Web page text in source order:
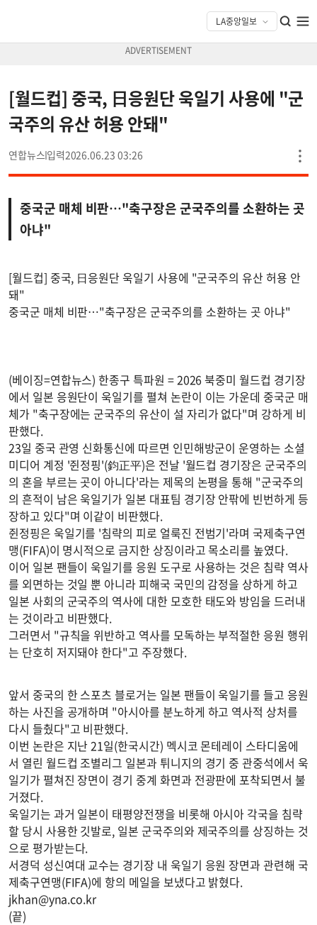
[월드컵] 중국, 日응원단 욱일기 사용에 "군
국주의 유산 허용 안돼"
연합뉴스 2026.06.23 03:26
중국군 매체 비판…"축구장은 군국주의를 소환하는 곳
아냐"
[월드컵] 중국, 日응원단 욱일기 사용에 "군국주의 유산 허용 안
돼"
중국군 매체 비판…"축구장은 군국주의를 소환하는 곳 아냐"
(베이징=연합뉴스) 한종구 특파원 = 2026 북중미 월드컵 경기장
에서 일본 응원단이 욱일기를 펼쳐 논란이 이는 가운데 중국군 매
체가 "축구장에는 군국주의 유산이 설 자리가 없다"며 강하게 비
판했다.
23일 중국 관영 신화통신에 따르면 인민해방군이 운영하는 소셜
미디어 계정 '쥔정핑'(鈞正平)은 전날 '월드컵 경기장은 군국주의
의 혼을 부르는 곳이 아니다'라는 제목의 논평을 통해 "군국주의
의 흔적이 남은 욱일기가 일본 대표팀 경기장 안팎에 빈번하게 등
장하고 있다"며 이같이 비판했다.
쥔정핑은 욱일기를 '침략의 피로 얼룩진 전범기'라며 국제축구연
맹(FIFA)이 명시적으로 금지한 상징이라고 목소리를 높였다.
이어 일본 팬들이 욱일기를 응원 도구로 사용하는 것은 침략 역사
를 외면하는 것일 뿐 아니라 피해국 국민의 감정을 상하게 하고
일본 사회의 군국주의 역사에 대한 모호한 태도와 방임을 드러내
는 것이라고 비판했다.
그러면서 "규칙을 위반하고 역사를 모독하는 부적절한 응원 행위
는 단호히 저지돼야 한다"고 주장했다.
앞서 중국의 한 스포츠 블로거는 일본 팬들이 욱일기를 들고 응원
하는 사진을 공개하며 "아시아를 분노하게 하고 역사적 상처를
다시 들췄다"고 비판했다.
이번 논란은 지난 21일(한국시간) 멕시코 몬테레이 스타디움에
서 열린 월드컵 조별리그 일본과 튀니지의 경기 중 관중석에서 욱
일기가 펼쳐진 장면이 경기 중계 화면과 전광판에 포착되면서 불
거졌다.
욱일기는 과거 일본이 태평양전쟁을 비롯해 아시아 각국을 침략
할 당시 사용한 깃발로, 일본 군국주의와 제국주의를 상징하는 것
으로 평가받는다.
서경덕 성신여대 교수는 경기장 내 욱일기 응원 장면과 관련해 국
제축구연맹(FIFA)에 항의 메일을 보냈다고 밝혔다.
jkhan@yna.co.kr
(끝)